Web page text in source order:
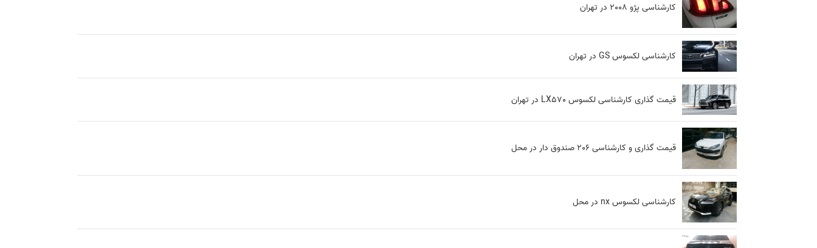
کارشناسی پژو 2008 در تهران
کارشناسی لکسوس GS در تهران
قیمت گذاری کارشناسی لکسوس LX570 در تهران
قیمت گذاری و کارشناسی 206 صندوق دار در محل
کارشناسی لکسوس nx در محل